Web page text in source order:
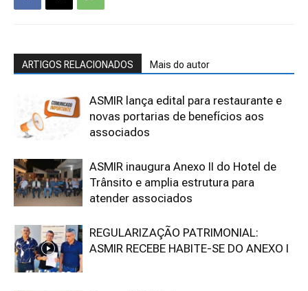
ARTIGOS RELACIONADOS Mais do autor
ASMIR lança edital para restaurante e
novas portarias de benefícios aos
associados
ASMIR inaugura Anexo II do Hotel de
Trânsito e amplia estrutura para
atender associados
REGULARIZAÇÃO PATRIMONIAL:
ASMIR RECEBE HABITE-SE DO ANEXO I